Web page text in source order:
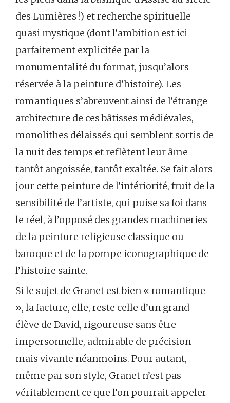
des Lumières !) et recherche spirituelle
quasi mystique (dont l’ambition est ici
parfaitement explicitée par la
monumentalité du format, jusqu’alors
réservée à la peinture d’histoire). Les
romantiques s’abreuvent ainsi de l’étrange
architecture de ces bâtisses médiévales,
monolithes délaissés qui semblent sortis de
la nuit des temps et reflètent leur âme
tantôt angoissée, tantôt exaltée. Se fait alors
jour cette peinture de l’intériorité, fruit de la
sensibilité de l’artiste, qui puise sa foi dans
le réel, à l’opposé des grandes machineries
de la peinture religieuse classique ou
baroque et de la pompe iconographique de
l’histoire sainte.
Si le sujet de Granet est bien « romantique
», la facture, elle, reste celle d’un grand
élève de David, rigoureuse sans être
impersonnelle, admirable de précision
mais vivante néanmoins. Pour autant,
même par son style, Granet n’est pas
véritablement ce que l’on pourrait appeler